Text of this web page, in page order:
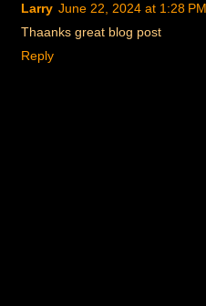
Larry June 22, 2024 at 1:28 PM
Thaanks great blog post
Reply